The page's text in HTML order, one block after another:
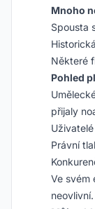
Mnoho
Spousta
Některé
Pohled
přijaly
Právní
Ve svém
neovlivní.